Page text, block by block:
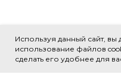
Используя данный сайт, вы
использование файлов
сделать его удобнее для
Свяжитесь с